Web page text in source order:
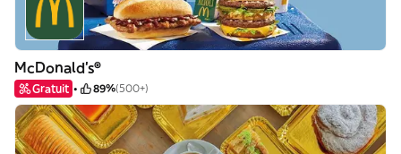
McDonald's®
Gratuit 89%(500+)